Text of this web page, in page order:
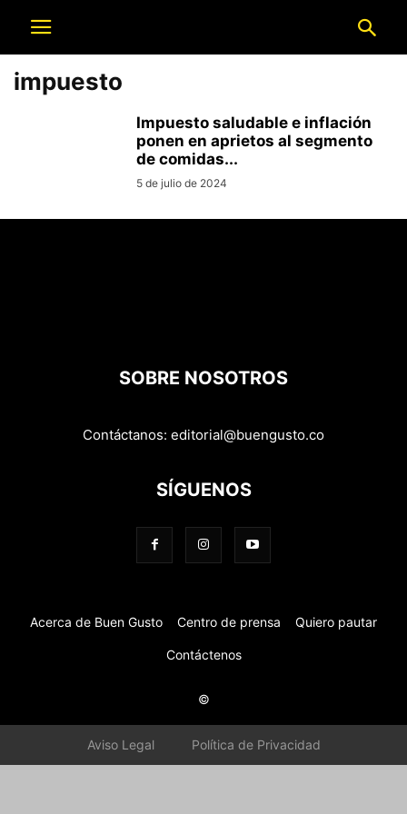
impuesto
Impuesto saludable e inflación
ponen en aprietos al segmento
de comidas...
5 de julio de 2024
SOBRE NOSOTROS
Contáctanos: editorial@buengusto.co
SÍGUENOS
Acerca de Buen Gusto Centro de prensa Quiero pautar
Contáctenos
©
Aviso Legal Política de Privacidad